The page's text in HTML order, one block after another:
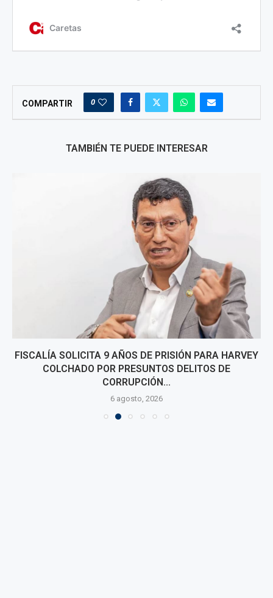
COMPARTIR 0
TAMBIÉN TE PUEDE INTERESAR
FISCALÍA SOLICITA 9 AÑOS DE PRISIÓN PARA HARVEY
COLCHADO POR PRESUNTOS DELITOS DE
CORRUPCIÓN...
6 agosto, 2026